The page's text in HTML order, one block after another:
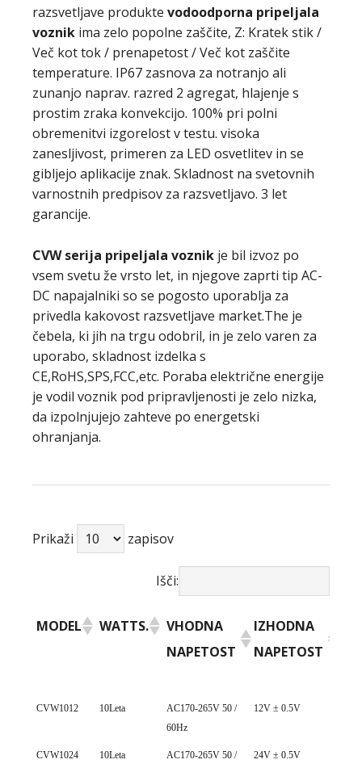
razsvetljave produkte vodoodporna pripeljala
voznik ima zelo popolne zaščite, Z: Kratek stik /
Več kot tok / prenapetost / Več kot zaščite
temperature. IP67 zasnova za notranjo ali
zunanjo naprav. razred 2 agregat, hlajenje s
prostim zraka konvekcijo. 100% pri polni
obremenitvi izgorelost v testu. visoka
zanesljivost, primeren za LED osvetlitev in se
gibljejo aplikacije znak. Skladnost na svetovnih
varnostnih predpisov za razsvetljavo. 3 let
garancije.
CVW serija pripeljala voznik je bil izvoz po
vsem svetu že vrsto let, in njegove zaprti tip AC-
DC napajalniki so se pogosto uporablja za
privedla kakovost razsvetljave market.The je
čebela, ki jih na trgu odobril, in je zelo varen za
uporabo, skladnost izdelka s
CE,RoHS,SPS,FCC,etc. Poraba električne energije
je vodil voznik pod pripravljenosti je zelo nizka,
da izpolnjujejo zahteve po energetski
ohranjanja.
Prikaži zapisov
Išči:
MODEL WATTS.
VHODNA
NAPETOST
IZHODNA
NAPETOST
MODEL WATTS.
VHODNA
NAPETOST
IZHODNA
CVW1012 10Leta
AC170-265V 50 /
60Hz
12V ± 0.5V
CVW1024 10Leta
AC170-265V 50 /
24V ± 0.5V